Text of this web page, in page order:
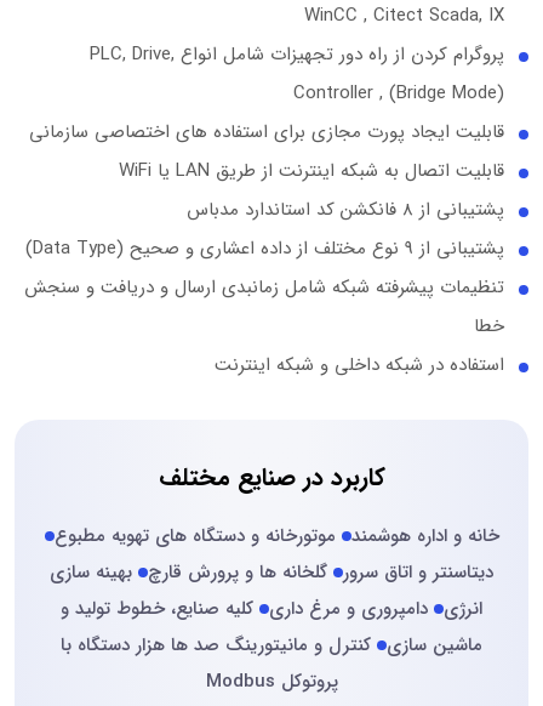
WinCC , Citect Scada, IX
پروگرام کردن از راه دور تجهیزات شامل انواع PLC, Drive,
Controller , (Bridge Mode)
قابلیت ایجاد پورت مجازی برای استفاده های اختصاصی سازمانی
قابلیت اتصال به شبکه اینترنت از طریق LAN یا WiFi
پشتیبانی از 8 فانکشن کد استاندارد مدباس
پشتیبانی از 9 نوع مختلف از داده اعشاری و صحیح (Data Type)
تنظیمات پیشرفته شبکه شامل زمانبدی ارسال و دریافت و سنجش
خطا
استفاده در شبکه داخلی و شبکه اینترنت
کاربرد در صنایع مختلف
خانه و اداره هوشمند
موتورخانه و دستگاه های تهویه مطبوع
دیتاسنتر و اتاق سرور
گلخانه ها و پرورش قارچ
بهینه سازی
انرژی
دامپروری و مرغ داری
کلیه صنایع، خطوط تولید و
ماشین سازی
کنترل و مانیتورینگ صد ها هزار دستگاه با
پروتوکل Modbus